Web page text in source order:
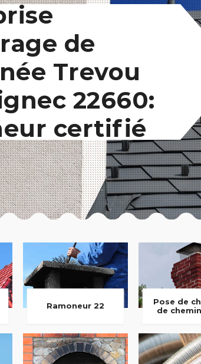
de
Trevou
22660:
certifié
Ramoneur 22
Pose de
de